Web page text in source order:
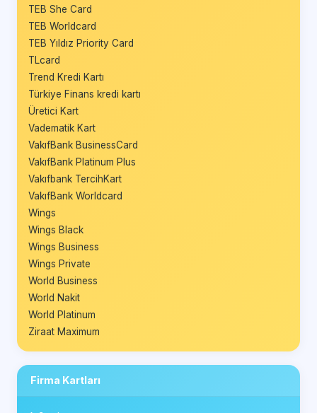
TEB She Card
TEB Worldcard
TEB Yıldız Priority Card
TLcard
Trend Kredi Kartı
Türkiye Finans kredi kartı
Üretici Kart
Vadematik Kart
VakıfBank BusinessCard
VakıfBank Platinum Plus
Vakıfbank TercihKart
VakıfBank Worldcard
Wings
Wings Black
Wings Business
Wings Private
World Business
World Nakit
World Platinum
Ziraat Maximum
Firma Kartları